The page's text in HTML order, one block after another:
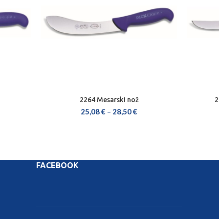
ODABERI OPCIJE
2264 Mesarski nož
25,08€ – 28,50€
FACEBOOK